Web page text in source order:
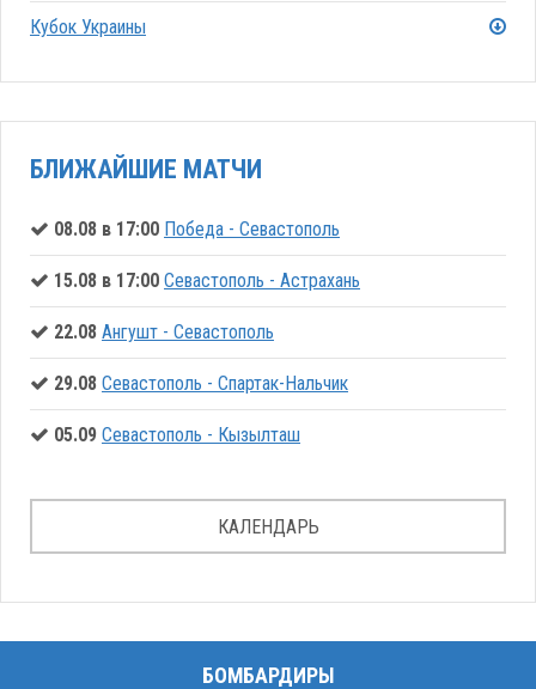
Кубок Украины
БЛИЖАЙШИЕ МАТЧИ
08.08 в 17:00 Победа - Севастополь
15.08 в 17:00 Севастополь - Астрахань
22.08 Ангушт - Севастополь
29.08 Севастополь - Спартак-Нальчик
05.09 Севастополь - Кызылташ
КАЛЕНДАРЬ
БОМБАРДИРЫ